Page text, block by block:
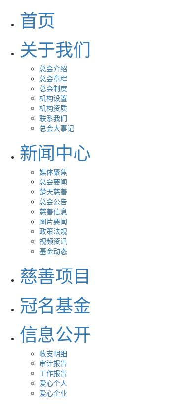
首页
关于我们
总会介绍
总会章程
总会制度
机构设置
机构资质
联系我们
总会大事记
新闻中心
媒体聚焦
总会要闻
楚天慈善
总会公告
慈善信息
图片要闻
政策法规
视频资讯
基金动态
慈善项目
冠名基金
信息公开
收支明细
审计报告
工作报告
爱心个人
爱心企业